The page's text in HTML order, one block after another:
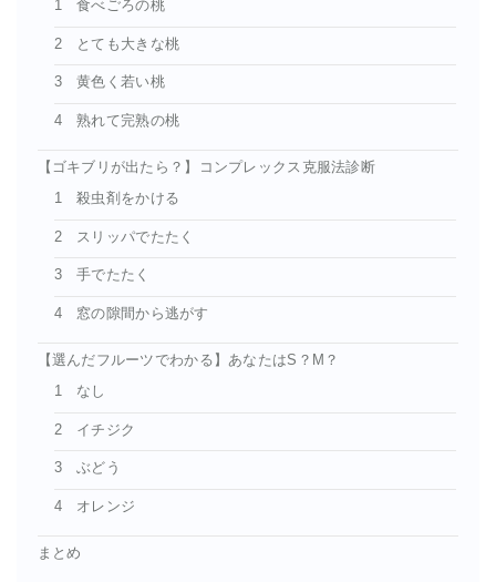
1 食べごろの桃
2 とても大きな桃
3 黄色く若い桃
4 熟れて完熟の桃
【ゴキブリが出たら？】コンプレックス克服法診断
1 殺虫剤をかける
2 スリッパでたたく
3 手でたたく
4 窓の隙間から逃がす
【選んだフルーツでわかる】あなたはS？M？
1 なし
2 イチジク
3 ぶどう
4 オレンジ
まとめ